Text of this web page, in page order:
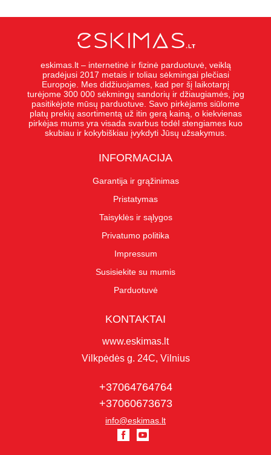
eskimas.lt – internetinė ir fizinė parduotuvė, veiklą
pradėjusi 2017 metais ir toliau sėkmingai plečiasi
Europoje. Mes didžiuojames, kad per šį laikotarpį
turėjome 300 000 sėkmingų sandorių ir džiaugiamės, jog
pasitikėjote mūsų parduotuve. Savo pirkėjams siūlome
platų prekių asortimentą už itin gerą kainą, o kiekvienas
pirkėjas mums yra visada svarbus todėl stengiames kuo
skubiau ir kokybiškiau įvykdyti Jūsų užsakymus.
INFORMACIJA
Garantija ir grąžinimas
Pristatymas
Taisyklės ir sąlygos
Privatumo politika
Impressum
Susisiekite su mumis
Parduotuvė
KONTAKTAI
www.eskimas.lt
Vilkpėdės g. 24C, Vilnius
+37064764764
+37060673673
info@eskimas.lt